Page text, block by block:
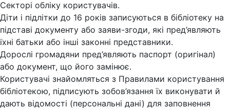
Секторі обліку користувачів.
Діти і підлітки до 16 років записуються в бібліотеку на
підставі документу або заяви-згоди, які пред’являють
їхні батьки або інші законні представники.
Дорослі громадяни пред’являють паспорт (оригінал)
або документ, що його замінює.
Користувачі знайомляться з Правилами користування
бібліотекою, підписують зобов’язання їх виконувати й
дають відомості (персональні дані) для заповнення